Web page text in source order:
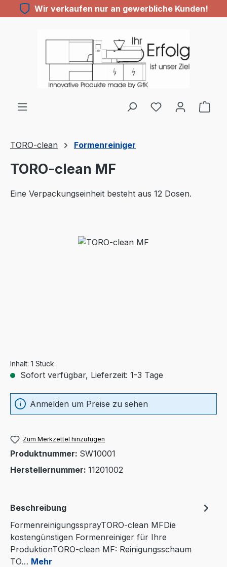
Zum Hauptinhalt springen
Wir verkaufen nur an gewerbliche Kunden!
Du hast 0
TORO-clean Formenreiniger
TORO-clean MF
Eine Verpackungseinheit besteht aus 12 Dosen.
Bildergalerie überspringen
Inhalt: 1 Stück
Sofort verfügbar, Lieferzeit: 1-3 Tage
Anmelden um Preise zu sehen
Zum Merkzettel hinzufügen
Produktnummer: SW10001
Herstellernummer: 11201002
Beschreibung
FormenreinigungssprayTORO-clean MFDie
kostengünstigen Formenreiniger für Ihre
ProduktionTORO-clean MF: Reinigungsschaum
TO… Mehr